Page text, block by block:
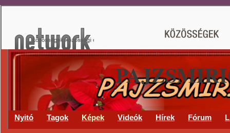
Nyitó Tagok Képek Videók Hírek Fórum